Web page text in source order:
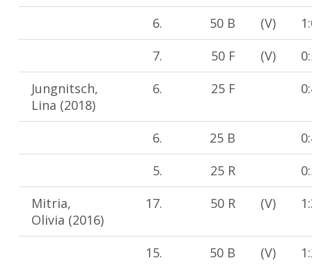
6. 50 B (V)
7.
50 F (V)
Jungnitsch,
Lina (2018)
6. 25 F
6. 25 B
5.
25 R
Mitria,
Olivia (2016)
17. 50 R (V)
15. 50 B (V)